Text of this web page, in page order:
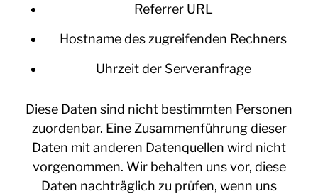
Referrer URL
Hostname des zugreifenden Rechners
Uhrzeit der Serveranfrage
Diese Daten sind nicht bestimmten Personen
zuordenbar. Eine Zusammenführung dieser
Daten mit anderen Datenquellen wird nicht
vorgenommen. Wir behalten uns vor, diese
Daten nachträglich zu prüfen, wenn uns